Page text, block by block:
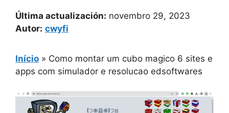
Última actualización: novembro 29, 2023
Autor: cwyfi
Início » Como montar um cubo magico 6 sites e
apps com simulador e resolucao edsoftwares